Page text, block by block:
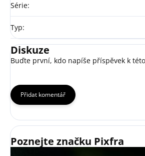
Série:
Typ:
Diskuze
Buďte první, kdo napíše příspěvek k
Přidat komentář
Poznejte značku Pixfra